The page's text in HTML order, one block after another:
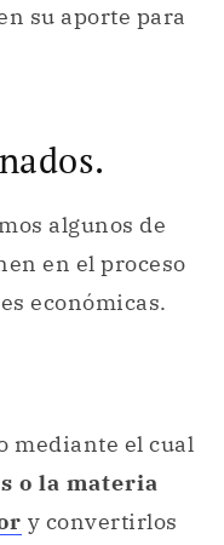
su aporte para
algunos de
en el proceso
económicas.
mediante el cual
o la materia
y convertirlos